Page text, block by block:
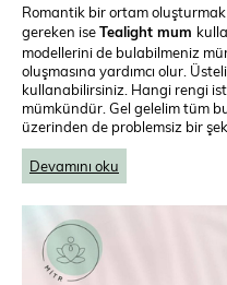
Romantik bir ortam
gereken iseTealight mum
modellerini de bulabilmeniz
oluşmasına yardımcı olur.
kullanabilirsiniz. Hangi rengi
mümkündür. Gel gelelim tüm
üzerinden de problemsiz bir
Devamını oku